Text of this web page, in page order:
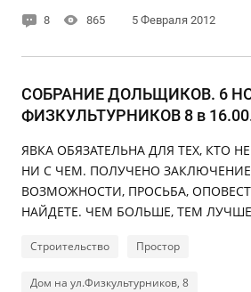
8 865 5 Февраля 2012
СОБРАНИЕ ДОЛЬЩИКОВ. 6
ФИЗКУЛЬТУРНИКОВ 8 в
ЯВКА ОБЯЗАТЕЛЬНА ДЛЯ ТЕХ, КТО
НИ С ЧЕМ. ПОЛУЧЕНО
ВОЗМОЖНОСТИ, ПРОСЬБА,
НАЙДЕТЕ. ЧЕМ БОЛЬШЕ, ТЕМ
Строительство Простор
Дом на ул.Физкультурников, 8